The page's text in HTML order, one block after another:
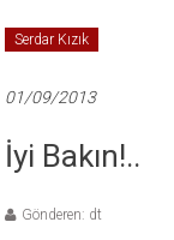
Serdar Kızık
01/09/2013
İyi Bakın!..
Gönderen: dt